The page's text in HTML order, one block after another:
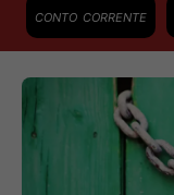
conto corrente